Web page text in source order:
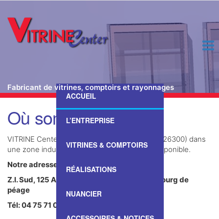
contenu
Fabricant de vitrines, comptoirs et rayonnages
ACCUEIL
L’ENTREPRISE
VITRINES & COMPTOIRS
RÉALISATIONS
NUANCIER
Où sommes-nous ?
VITRINE Center est basée à Bourg de péage (26300) dans
une zone industrielle accès libre et parking disponible.
Notre adresse
Z.I. Sud, 125 Allée de Bourgogne, F. 26300 Bourg de
péage
Tél: 04 75 71 07 59